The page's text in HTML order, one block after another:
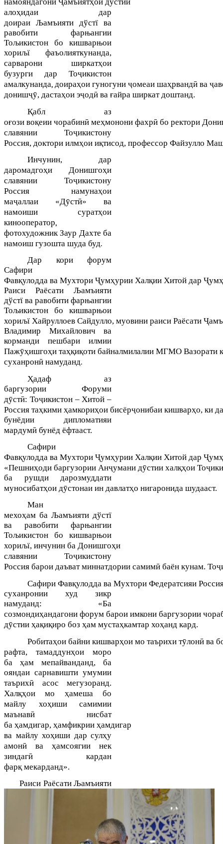
алоҳидаи дар
доираи Љамъияти дўстї ва
равобити фарњангии
Тољикистон бо кишварњои
хориљї фаъолияткунанда,
сарварони ширкатҳои
бузурги дар Тоҷикистон
амалкунанда, доираҳои гуногуни ҷомеаи шаҳрвандӣ ва ҷ
донишҷӯ, дастаҳои эҷодӣ ва ғайра ширкат доштанд.
Қабл аз
оғози воқеии чорабинӣ меҳмонони фахрӣ бо ректори
славянии Тоҷикистону
Россия, доктори илмҳои иқтисод, профессор Файзулло
Инчунин, дар
даромадгоҳи Донишгоҳи
славянии Тоҷикистону
Россия намунаҳои
маҷаллаи «Дӯстӣ» ва
намоиши суратҳои
кинооператор,
фотохудожник Заур Дахте ба
намоиш гузошта шуда буд.
Дар кори форум
Сафири
Фавқулодда ва Мухтори Ҷумҳурии Халқии Хитой дар Ҷумҳ
Раиси
Раёсати Љамъияти
дўстї ва равобити фарњангии
Тољикистон бо кишварњои
хориљї Хайруллоев Сайдулло, муовини раиси Раёсати Ҷ
Владимир Михайлович ва
корманди пешбари илмии
Пажӯҳишгоҳи таҳқиқоти байналмилалии МГМО Вазорати
суханронӣ намуданд.
Ҳадаф аз
баргузории Форуми
дӯстӣ: Тоҷикистон– Хитой –
Россия таҳкими ҳамкориҳои бисёрҷонибаи кишварҳо, ки
бунёдии дипломатияи
мардумӣ бунёд ёфтааст.
Сафири
Фавқулодда ва Мухтори Ҷумҳурии Халқии Хитой дар Ҷумҳ
«Пешниҳоди баргузории Анҷумани дӯстии халқҳои Тоҷ
ба рушди дарозмуддати
муносибатҳои дӯстонаи ин давлатҳо нигаронида шудааст.
Ман
мехоҳам ба Љамъияти дўстї
ва равобити фарњангии
Тољикистон бо кишварњои
хориљї, инчунин ба Донишгоҳи
славянии Тоҷикистону
Россия барои даъват миннатдории самимӣ баён кунам. Тоҷ
Сафири Фавқулодда ва Мухтори Федератсияи
суханронии худ зикр
намуданд: «Ба
созмондиҳандагони форум барои имкони баргузории
дӯстии ҳақиқиро боз ҳам мустаҳкамтар хоҳанд кард.
Робитаҳои байни кишварҳои мо таърихи тӯлонӣ ва
рафта, тамаддунҳои моро
ба ҳам мепайванданд, ба
ояндаи сарнавишти умумии
таърихӣ асос мегузоранд.
Халқҳои мо ҳамеша бо
майлу хоҳиши самимии
маънавӣ нисбат
ба ҳамдигар, ҳамфикрии ҳамдигар
ва майлу хоҳиши дар сулҳу
амонӣ ва ҳамсоягии нек
зиндагӣ кардан
фарқмекарданд».
Раиси Раёсати Љамъияти